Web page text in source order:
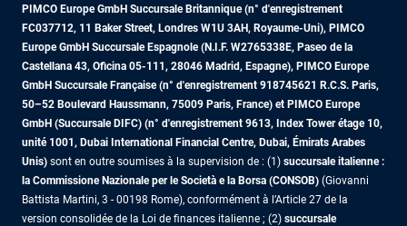
PIMCO Europe GmbH Succursale Britannique (n° d'enregistrement
FC037712, 11 Baker Street, Londres W1U 3AH, Royaume-Uni), PIMCO
Europe GmbH Succursale Espagnole (N.I.F. W2765338E, Paseo de la
Castellana 43, Oficina 05-111, 28046 Madrid, Espagne), PIMCO Europe
GmbH Succursale Française (n° d'enregistrement 918745621 R.C.S. Paris,
50–52 Boulevard Haussmann, 75009 Paris, France) et PIMCO Europe
GmbH (Succursale DIFC) (n° d'enregistrement 9613, Index Tower étage 10,
unité 1001, Dubai International Financial Centre, Dubai, Émirats Arabes
Unis) sont en outre soumises à la supervision de : (1) succursale italienne :
la Commissione Nazionale per le Società e la Borsa (CONSOB) (Giovanni
Battista Martini, 3 - 00198 Rome), conformément à l’Article 27 de la
version consolidée de la Loi de finances italienne ; (2) succursale